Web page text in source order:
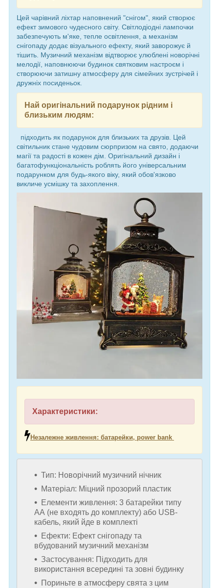
Цей чарівний ліхтар наповнений "снігом", який створює
ефект зимового чудесного світу. Світлодіодні лампочки
забезпечують м'яке, тепле освітлення, а механізм
снігопаду додає візуального ефекту, який заворожує й
тішить. Музичний механізм відтворює улюблені новорічні
мелодії, наповнюючи будинок святковим настроєм і
створюючи затишну атмосферу для сімейних зустрічей і
дружніх посиденьок.
Най оригінальний подарунок рідним і
близьким людям:
підходить як подарунок для близьких та друзів. Цей
світильник стане чудовим сюрпризом на свято, додаючи
магії та радості в кожен дім. Оригінальний дизайн і
багатофункціональність роблять його універсальним
подарунком для будь-якого віку, який обов'язково
викличе усмішку та захоплення.
Характеристики:
Незалежне живлення: батарейки, power bank
Тип: Новорічний музичний нічник
Матеріал: Міцний прозорий пластик
Елементи живлення: 3 батарейки типу
АА (не входять до комплекту) або USB-
кабель, який йде в комплекті
Ефекти: Ефект снігопаду та
вбудований музичний механізм
Застосування: Підходить для
використання всередині та зовні будинку
Пориньте в атмосферу свята з цим